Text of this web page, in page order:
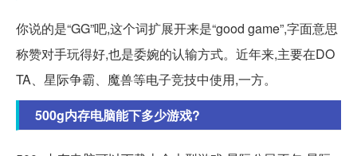
你说的是“GG”吧,这个词扩展开来是“good game”,字面意思
称赞对手玩得好,也是委婉的认输方式。近年来,主要在DO
TA、星际争霸、魔兽等电子竞技中使用,一方。
500g内存电脑能下多少游戏?